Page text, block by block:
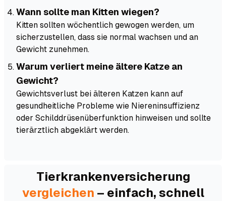
Wann sollte man Kitten wiegen?
Kitten sollten wöchentlich gewogen werden, um
sicherzustellen, dass sie normal wachsen und an
Gewicht zunehmen.
Warum verliert meine ältere Katze an
Gewicht?
Gewichtsverlust bei älteren Katzen kann auf
gesundheitliche Probleme wie Niereninsuffizienz
oder Schilddrüsenüberfunktion hinweisen und sollte
tierärztlich abgeklärt werden.
Tierkranken­versicherung
vergleichen – einfach, schnell